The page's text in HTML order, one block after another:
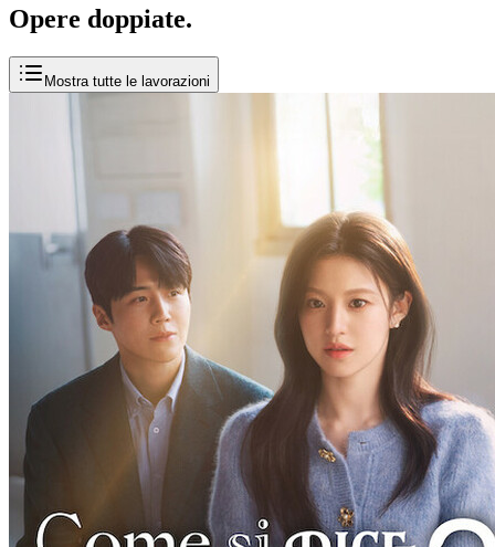
Opere doppiate.
Mostra tutte le lavorazioni